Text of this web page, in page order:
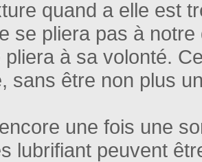
quand a elle est
se pliera pas à
pliera à sa volonté.
sans être non plus
une fois une
lubrifiant peuvent